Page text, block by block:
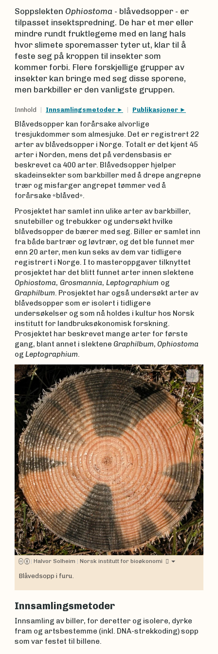
Soppslekten Ophiostoma - blåvedsopper - er
tilpasset insektspredning. De har et mer eller
mindre rundt fruktlegeme med en lang hals
hvor slimete sporemasser tyter ut, klar til å
feste seg på kroppen til insekter som
kommer forbi. Flere forskjellige grupper av
insekter kan bringe med seg disse sporene,
men barkbiller er den vanligste gruppen.
Innhold Innsamlingsmetoder Publikasjoner
Blåvedsopper kan forårsake alvorlige
tresjukdommer som almesjuke. Det er registrert 22
arter av blåvedsopper i Norge. Totalt er det kjent 45
arter i Norden, mens det på verdensbasis er
beskrevet ca 400 arter. Blåvedsopper hjelper
skadeinsekter som barkbiller med å drepe angrepne
trær og misfarger angrepet tømmer ved å
forårsake «blåved».
Prosjektet har samlet inn ulike arter av barkbiller,
snutebiller og trebukker og undersøkt hvilke
blåvedsopper de bærer med seg. Biller er samlet inn
fra både bartrær og løvtrær, og det ble funnet mer
enn 20 arter, men kun seks av dem var tidligere
registrert i Norge. I to masteroppgaver tilknyttet
prosjektet har det blitt funnet arter innen slektene
Ophiostoma, Grosmannia, Leptographium og
Graphilbum . Prosjektet har også undersøkt arter av
blåvedsopper som er isolert i tidligere
undersøkelser og som nå holdes i kultur hos Norsk
institutt for landbruksøkonomisk forskning.
Prosjektet har beskrevet mange arter for første
gang, blant annet i slektene Graphilbum, Ophiostoma
og Leptographium
| Halvor Solheim | Norsk institutt for bioøkonomi
Blåvedsopp i furu.
Innsamlingsmetoder
Innsamling av biller, for deretter og isolere, dyrke
fram og artsbestemme (inkl. DNA-strekkoding) sopp
som var festet til billene.